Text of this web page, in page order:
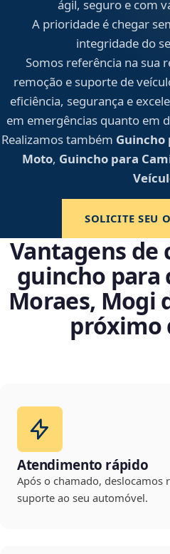
ágil, seguro e com
A prioridade é chegar
integridade do
Somos referência na sua
remoção e suporte de
eficiência, segurança e
em emergências quanto em
Realizamos também Guincho
Moto, Guincho para
SOLICITE SEU
Vantagens
guincho para
Moraes, Mogi
próximo
Atendimento rápido
Após o chamado, deslocamos
suporte ao seu automóvel.